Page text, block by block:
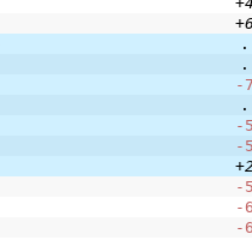
.
.
-
.
-
-
-
-
-